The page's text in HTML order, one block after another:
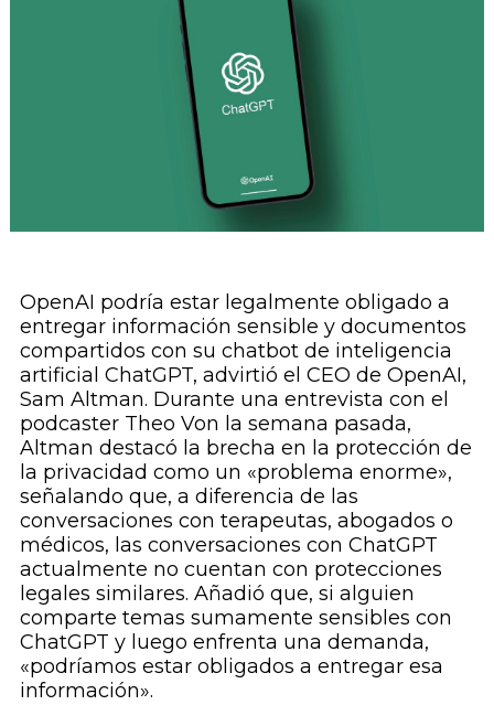
OpenAI podría estar legalmente obligado a
entregar información sensible y documentos
compartidos con su chatbot de inteligencia
artificial ChatGPT, advirtió el CEO de OpenAI,
Sam Altman. Durante una entrevista con el
podcaster Theo Von la semana pasada,
Altman destacó la brecha en la protección de
la privacidad como un «problema enorme»,
señalando que, a diferencia de las
conversaciones con terapeutas, abogados o
médicos, las conversaciones con ChatGPT
actualmente no cuentan con protecciones
legales similares. Añadió que, si alguien
comparte temas sumamente sensibles con
ChatGPT y luego enfrenta una demanda,
«podríamos estar obligados a entregar esa
información».